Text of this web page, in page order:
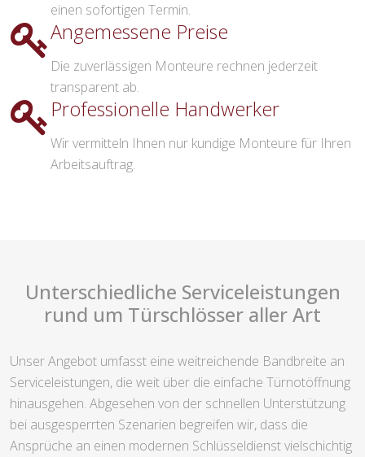
einen sofortigen Termin.
Angemessene Preise
Die zuverlässigen Monteure rechnen jederzeit
transparent ab.
Professionelle Handwerker
Wir vermitteln Ihnen nur kundige Monteure für Ihren
Arbeitsauftrag.
Unterschiedliche Serviceleistungen
rund um Türschlösser aller Art
Unser Angebot umfasst eine weitreichende Bandbreite an
Serviceleistungen, die weit über die einfache Türnotöffnung
hinausgehen. Abgesehen von der schnellen Unterstützung
bei ausgesperrten Szenarien begreifen wir, dass die
Ansprüche an einen modernen Schlüsseldienst vielschichtig